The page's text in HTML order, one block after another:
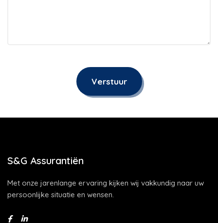
Verstuur
S&G Assurantiën
Met onze jarenlange ervaring kijken wij vakkundig naar uw
persoonlijke situatie en wensen.